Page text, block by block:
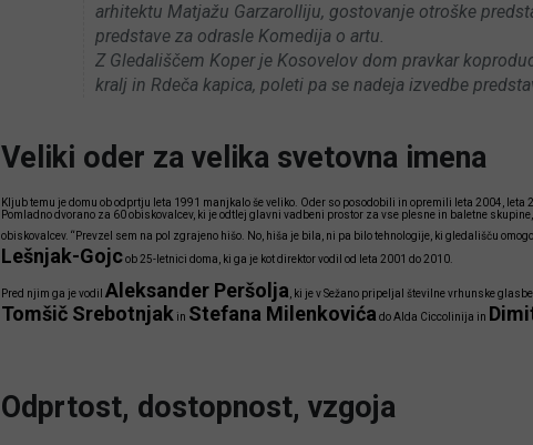
arhitektu Matjažu Garzarolliju, gostovanje otroške
predstave za odrasle Komedija o artu.
Z Gledališčem Koper je Kosovelov dom pravkar
kralj in Rdeča kapica, poleti pa se nadeja izvedbe
Veliki oder za velika svetovna imena
Kljub temu je domu ob odprtju leta 1991 manjkalo še veliko. Oder so posodobili in opremili leta 2004,
Pomladno dvorano za 60 obiskovalcev, ki je odtlej glavni vadbeni prostor za vse plesne in baletne
obiskovalcev. “Prevzel sem na pol zgrajeno hišo. No, hiša je bila, ni pa bilo tehnologije, ki gledališču
Lešnjak-Gojcob 25-letnici doma, ki ga je kot direktor vodil od leta 2001 do 2010.
Pred njim ga je vodil Aleksander Peršolja, ki je v Sežano pripeljal številne vrhunske
Tomšič Srebotnjakin Stefana Milenkovića do Alda Ciccolinija in
Odprtost, dostopnost, vzgoja